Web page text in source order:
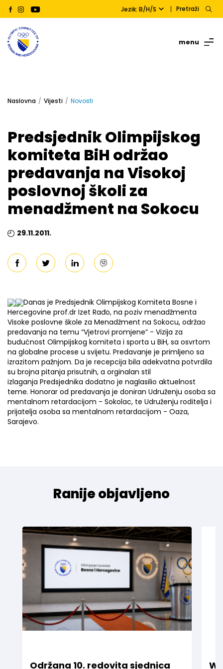
Jezik: B/H/S Pretraži
menu
Naslovna Vijesti Novosti
Predsjednik Olimpijskog
komiteta BiH održao
predavanja na Visokoj
poslovnoj školi za
menadžment na Sokocu
29.11.2011.
Danas je Predsjednik Olimpijskog Komiteta Bosne i
Hercegovine prof.dr Izet Rađo, na poziv menadžmenta
Visoke poslovne škole za Menadžment na Sokocu, održao
predavanja na temu “Vjetrovi promjene” - Vizija za
budućnost Olimpijskog komiteta i sporta u BiH, sa osvrtom
na globalne procese u svijetu. Predavanje je primljeno sa
izrazitom pažnjom. Da je recepcija bila adekvatna potvrdila
su brojna pitanja prisutnih, a orginalan stil
izlaganja Predsjednika dodatno je naglasilio aktuelnost
teme. Honorar od predavanja je doniran Udruženju osoba sa
mentalnom retardacijom - Sokolac, te Udruženju roditelja i
prijatelja osoba sa mentalnom retardacijom - Oaza,
Sarajevo.
Ranije objavljeno
Održana 10. redovita sjednica